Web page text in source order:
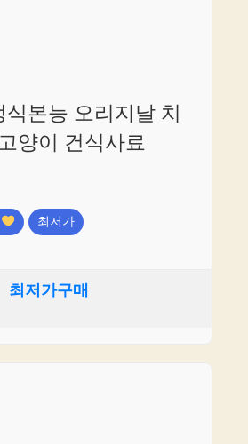
본능 오리지날 치
양이 건식사료
최저가
최저가구매